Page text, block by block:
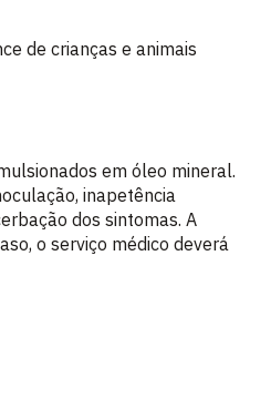
de crianças e animais
em óleo mineral.
inapetência
dos sintomas. A
o serviço médico deverá